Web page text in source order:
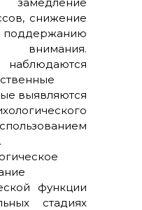
снижение
внимания.
выявляются
функции
стадиях